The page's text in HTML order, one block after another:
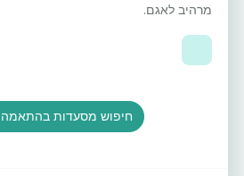
מרהיב לאגם.
חיפוש מסעדות